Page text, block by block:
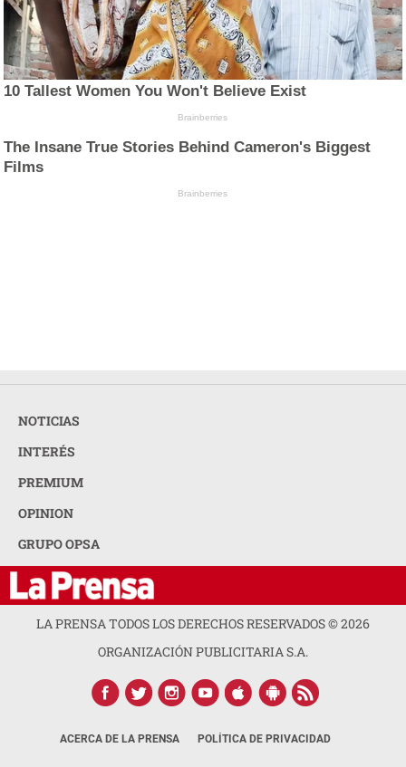
10 Tallest Women You Won't Believe Exist
Brainberries
The Insane True Stories Behind Cameron's Biggest
Films
Brainberries
NOTICIAS
INTERÉS
PREMIUM
OPINION
GRUPO OPSA
LA PRENSA TODOS LOS DERECHOS RESERVADOS ©2026
ORGANIZACIÓN PUBLICITARIA S.A.
ACERCA DE LA PRENSA POLÍTICA DE PRIVACIDAD